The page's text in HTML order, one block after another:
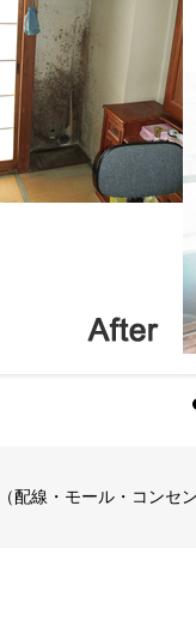
配線・モール・コン